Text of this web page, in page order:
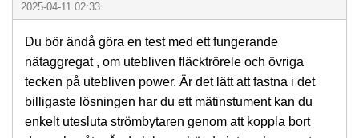
2025-04-11 02:33
Du bör ändå göra en test med ett fungerande
nätaggregat , om utebliven fläcktrörele och övriga
tecken på utebliven power. Är det lätt att fastna i det
billigaste lösningen har du ett mätinstument kan du
enkelt utesluta strömbytaren genom att koppla bort